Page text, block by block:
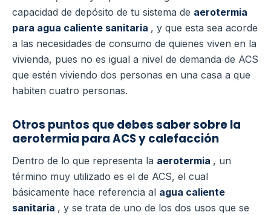
capacidad de depósito de tu sistema de aerotermia
para agua caliente sanitaria , y que esta sea acorde
a las necesidades de consumo de quienes viven en la
vivienda, pues no es igual a nivel de demanda de ACS
que estén viviendo dos personas en una casa a que
habiten cuatro personas.
Otros puntos que debes saber sobre la
aerotermia para ACS y calefacción
Dentro de lo que representa la aerotermia , un
término muy utilizado es el de ACS, el cual
básicamente hace referencia al agua caliente
sanitaria , y se trata de uno de los dos usos que se